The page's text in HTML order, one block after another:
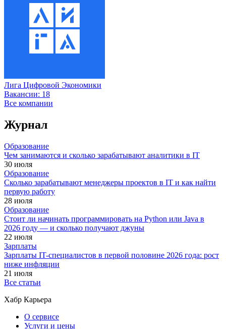
Лига Цифровой Экономики
Вакансии: 18
Все компании
Журнал
Образование
Чем занимаются и сколько зарабатывают аналитики в IT
30 июля
Образование
Сколько зарабатывают менеджеры проектов в IT и как найти
первую работу
28 июля
Образование
Стоит ли начинать программировать на Python или Java в
2026 году — и сколько получают джуны
22 июля
Зарплаты
Зарплаты IT-специалистов в первой половине 2026 года: рост
ниже инфляции
21 июля
Все статьи
Хабр Карьера
О сервисе
Услуги и цены